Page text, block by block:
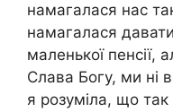
намагалася нас
намагалася
маленької пенсії,
Слава Богу, ми ні
я розуміла, що